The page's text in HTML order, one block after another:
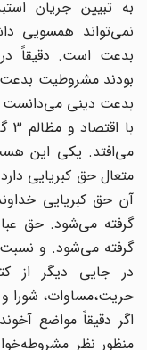
به تبیین جریان
نمی‌تواند همسویی
بدعت است. دقیقاً در
بودند مشروطیت بدعت
بدعت دینی می‌دانست و
می‌افتد. یکی این
متعال حق کبریایی
آن حق کبریایی
گرفته می‌شود. حق
در جایی دیگر از
حریت،‌مساوات، شورا و
اگر دقیقاً مواضع
منظور نظر